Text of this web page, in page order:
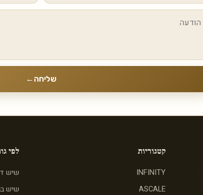
שליחה ←
קטגוריות
INFINITY
ASCALE
לפי
שיש
שיש